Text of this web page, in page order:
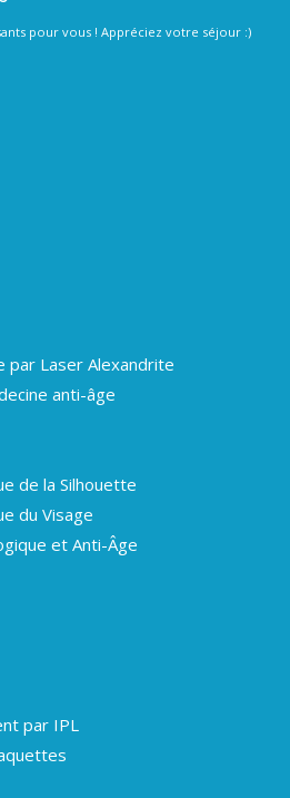
pour vous ! Appréciez votre séjour :)
par Laser Alexandrite
anti-âge
de la Silhouette
du Visage
et Anti-Âge
par IPL